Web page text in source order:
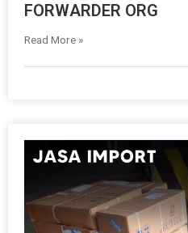
FORWARDER ORG
Read More »